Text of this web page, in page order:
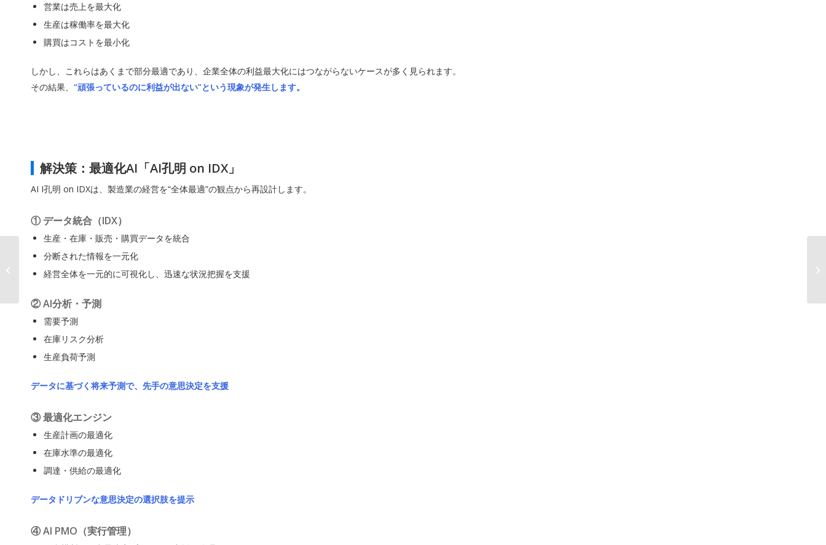
営業は売上を最大化
生産は稼働率を最大化
購買はコストを最小化
しかし、これらはあくまで部分最適であり、企業全体の利益最大化にはつながらないケースが多く見られます。
その結果、 “頑張っているのに利益が出ない”という現象が発生します。
解決策：最適化AI「AI孔明 on IDX」
AI I孔明 on IDXは、製造業の経営を“全体最適”の観点から再設計します。
① データ統合（IDX）
生産・在庫・販売・購買データを統合
分断された情報を一元化
経営全体を一元的に可視化し、迅速な状況把握を支援
② AI分析・予測
需要予測
在庫リスク分析
生産負荷予測
データに基づく将来予測で、先手の意思決定を支援
③ 最適化エンジン
生産計画の最適化
在庫水準の最適化
調達・供給の最適化
データドリブンな意思決定の選択肢を提示
④ AI PMO（実行管理）
「リーガル防御二刀
流」宣言 EASY
Forensics × LegalTech